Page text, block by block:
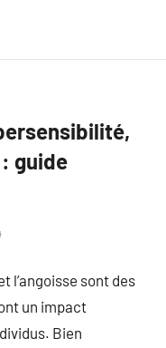
guide
l’angoisse sont des
un impact
Bien